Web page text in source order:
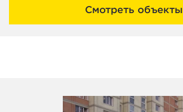
Смотреть объекты